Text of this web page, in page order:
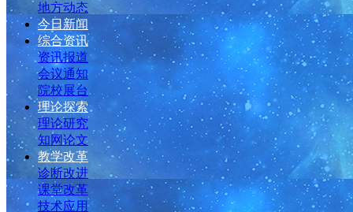
地方动态
今日新闻
综合资讯
资讯报道
会议通知
院校展台
理论探索
理论研究
知网论文
教学改革
诊断改进
课堂改革
技术应用